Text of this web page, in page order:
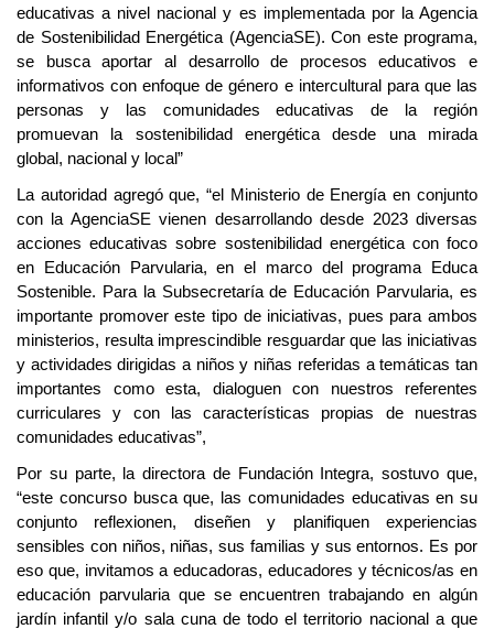
educativas a nivel nacional y es implementada por la Agencia
de Sostenibilidad Energética (AgenciaSE). Con este programa,
se busca aportar al desarrollo de procesos educativos e
informativos con enfoque de género e intercultural para que las
personas y las comunidades educativas de la región
promuevan la sostenibilidad energética desde una mirada
global, nacional y local”
La autoridad agregó que, “el Ministerio de Energía en conjunto
con la AgenciaSE vienen desarrollando desde 2023 diversas
acciones educativas sobre sostenibilidad energética con foco
en Educación Parvularia, en el marco del programa Educa
Sostenible. Para la Subsecretaría de Educación Parvularia, es
importante promover este tipo de iniciativas, pues para ambos
ministerios, resulta imprescindible resguardar que las iniciativas
y actividades dirigidas a niños y niñas referidas a temáticas tan
importantes como esta, dialoguen con nuestros referentes
curriculares y con las características propias de nuestras
comunidades educativas”,
Por su parte, la directora de Fundación Integra, sostuvo que,
“este concurso busca que, las comunidades educativas en su
conjunto reflexionen, diseñen y planifiquen experiencias
sensibles con niños, niñas, sus familias y sus entornos. Es por
eso que, invitamos a educadoras, educadores y técnicos/as en
educación parvularia que se encuentren trabajando en algún
jardín infantil y/o sala cuna de todo el territorio nacional a que